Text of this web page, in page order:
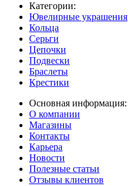
Категории:
Ювелирные украшения
Кольца
Серьги
Цепочки
Подвески
Браслеты
Крестики
Основная информация:
О компании
Магазины
Контакты
Карьера
Новости
Полезные статьи
Отзывы клиентов